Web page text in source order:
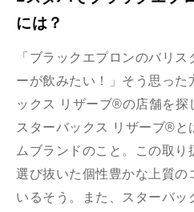
には？
「ブラックエプロンのバリ
ーが飲みたい！」そう思った
ックス リザーブ®の店舗を探
スターバックス リザーブ®と
ムブランドのこと。この取り
選び抜いた個性豊かな上質の
いるそう。また、スターバッ